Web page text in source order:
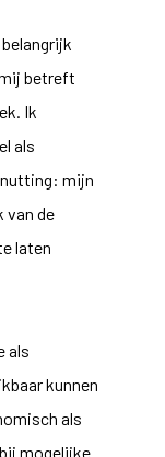
betreft
Ik
als
mijn
van de
laten
als
kunnen
als
mogelijke